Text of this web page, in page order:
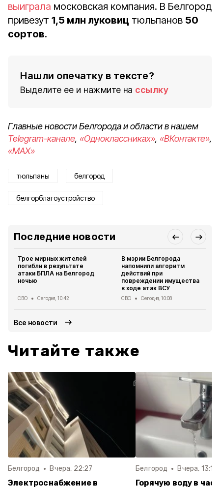
выиграла московская компания. В Белгород
привезут 1,5 млн луковиц тюльпанов 50
сортов.
Нашли опечатку в тексте?
Выделите ее и нажмите на ссылку
Главные новости Белгорода и области в нашем
Telegram-канале, «Одноклассниках», «ВКонтакте»,
«MAX»
тюльпаны белгород
белгорблагоустройство
Последние новости
Трое мирных жителей
погибли в результате
атаки БПЛА на Белгород
ночью
СВО Сегодня, 10:42
В мэрии Белгорода
напомнили алгоритм
действий при
повреждении имущества
в ходе атак ВСУ
СВО Сегодня, 10:08
Все новости
Читайте также
Белгород Вчера, 22:27
Электроснабжение в
Белгород Вчера, 13:10
Горячую воду в